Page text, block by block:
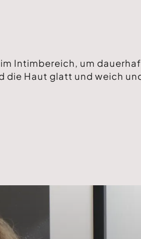
Intimbereich, um
die Haut glatt und weich